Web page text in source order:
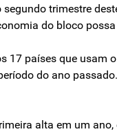
trimestre
do bloco
17 países que
do ano
alta em um